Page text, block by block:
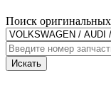
Поиск оригинальных
Искать